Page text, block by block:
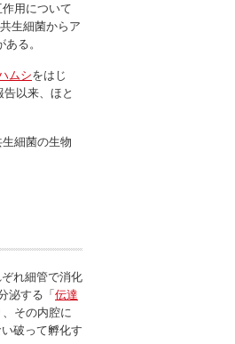
用について
生細菌からア
る。
ムシをはじ
以来、ほと
細菌の生物
れ細管で消化
泌する「伝達
その内腔に
破って孵化す